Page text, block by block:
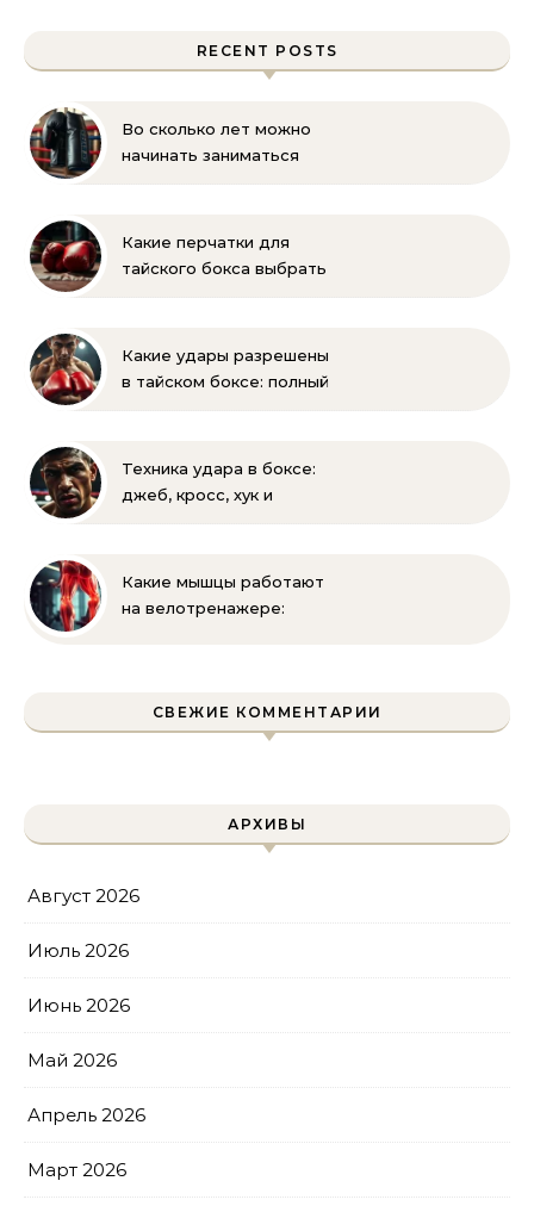
RECENT POSTS
Во сколько лет можно
начинать заниматься
Какие перчатки для
тайского бокса выбрать
Какие удары разрешены
в тайском боксе: полный
Техника удара в боксе:
джеб, кросс, хук и
Какие мышцы работают
на велотренажере:
СВЕЖИЕ КОММЕНТАРИИ
АРХИВЫ
Август 2026
Июль 2026
Июнь 2026
Май 2026
Апрель 2026
Март 2026